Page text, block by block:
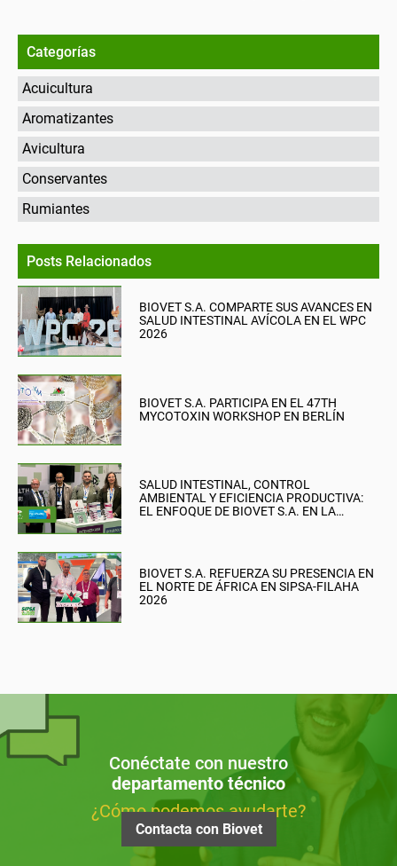
Categorías
Acuicultura
Aromatizantes
Avicultura
Conservantes
Rumiantes
Posts Relacionados
BIOVET S.A. COMPARTE SUS AVANCES EN
SALUD INTESTINAL AVÍCOLA EN EL WPC
2026
BIOVET S.A. PARTICIPA EN EL 47TH
MYCOTOXIN WORKSHOP EN BERLÍN
SALUD INTESTINAL, CONTROL
AMBIENTAL Y EFICIENCIA PRODUCTIVA:
EL ENFOQUE DE BIOVET S.A. EN LA
BIOVET S.A. REFUERZA SU PRESENCIA EN
EL NORTE DE ÁFRICA EN SIPSA-FILAHA
2026
Conéctate con nuestro
departamento técnico
¿Cómo podemos ayudarte?
Contacta con Biovet